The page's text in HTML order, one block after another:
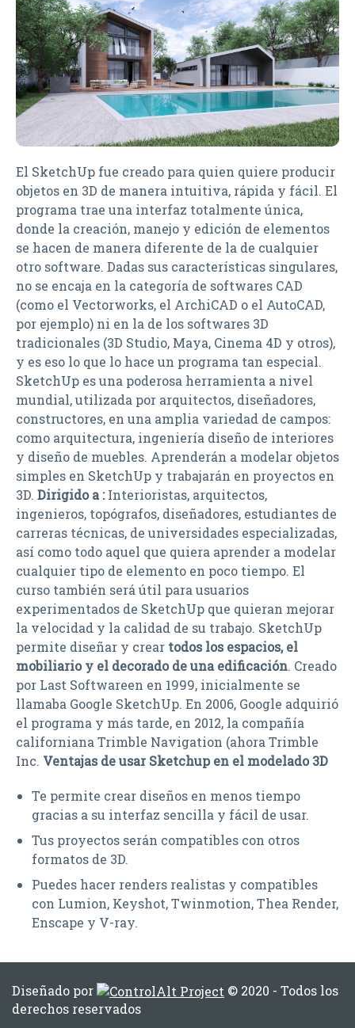
El SketchUp fue creado para quien quiere producir
objetos en 3D de manera intuitiva, rápida y fácil. El
programa trae una interfaz totalmente única,
donde la creación, manejo y edición de elementos
se hacen de manera diferente de la de cualquier
otro software. Dadas sus características singulares,
no se encaja en la categoría de softwares CAD
(como el Vectorworks, el ArchiCAD o el AutoCAD,
por ejemplo) ni en la de los softwares 3D
tradicionales (3D Studio, Maya, Cinema 4D y otros),
y es eso lo que lo hace un programa tan especial.
SketchUp es una poderosa herramienta a nivel
mundial, utilizada por arquitectos, diseñadores,
constructores, en una amplia variedad de campos:
como arquitectura, ingeniería diseño de interiores
y diseño de muebles. Aprenderán a modelar objetos
simples en SketchUp y trabajarán en proyectos en
3D. Dirigido a :Interioristas, arquitectos,
ingenieros, topógrafos, diseñadores, estudiantes de
carreras técnicas, de universidades especializadas,
así como todo aquel que quiera aprender a modelar
cualquier tipo de elemento en poco tiempo. El
curso también será útil para usuarios
experimentados de SketchUp que quieran mejorar
la velocidad y la calidad de su trabajo. SketchUp
permite diseñar y crear todos los espacios, el
mobiliario y el decorado de una edificación. Creado
por Last Softwareen en 1999, inicialmente se
llamaba Google SketchUp. En 2006, Google adquirió
el programa y más tarde, en 2012, la compañía
californiana Trimble Navigation (ahora Trimble
Inc. Ventajas de usar Sketchup en el modelado 3D
Te permite crear diseños en menos tiempo
gracias a su interfaz sencilla y fácil de usar.
Tus proyectos serán compatibles con otros
formatos de 3D.
Puedes hacer renders realistas y compatibles
con Lumion, Keyshot, Twinmotion, Thea Render,
Enscape y V-ray.
Diseñado por
© 2020 - Todos los
derechos reservados